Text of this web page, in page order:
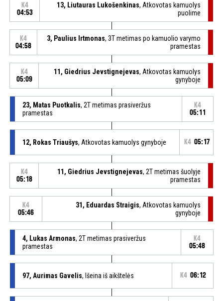
K4
04:53
13, Liutauras Lukošenkinas, Atkovotas kamuolys
puolime
K4
04:58
3, Paulius Irtmonas, 3T metimas po kamuolio varymo
pramestas
K4
05:09
11, Giedrius Jevstignejevas, Atkovotas kamuolys
gynyboje
23, Matas Puotkalis, 2T metimas prasiveržus
pramestas
K4
05:11
12, Rokas Triaušys, Atkovotas kamuolys gynyboje K4 05:17
K4
05:18
11, Giedrius Jevstignejevas, 2T metimas šuolyje
pramestas
K4
05:46
31, Eduardas Straigis, Atkovotas kamuolys
gynyboje
4, Lukas Armonas, 2T metimas prasiveržus
pramestas
K4
05:48
97, Aurimas Gavelis, Išeina iš aikštelės K4 06:12